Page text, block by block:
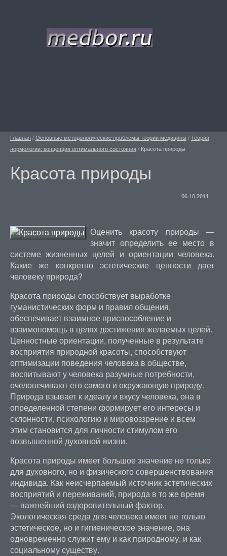
Главная /Основные методологические проблемы теории медицины /Теория
нормологии: концепция оптимального состояния / Красота природы
Красота природы
06.10.2011
Оценить красоту природы —
значит определить ее место в
системе жизненных целей и ориентации человека.
Какие же конкретно эстетические ценности дает
человеку природа?
Красота природы способствует выработке
гуманистических форм и правил общения,
обеспечивает взаимное приспособление и
взаимопомощь в целях достижения желаемых целей.
Ценностные ориентации, полученные в результате
восприятия природной красоты, способствуют
оптимизации поведения человека в обществе,
воспитывают у человека разумные потребности,
очеловечивают его самого и окружающую природу.
Природа взывает к идеалу и вкусу человека, она в
определенной степени формирует его интересы и
склонности, психологию и мировоззрение и всем
этим становится для личности стимулом его
возвышенной духовной жизни.
Красота природы имеет большое значение не только
для духовного, но и физического совершенствования
индивида. Как неисчерпаемый источник эстетических
восприятий и переживаний, природа в то же время
— важнейший оздоровительный фактор.
Экологическая среда для человека имеет не только
эстетическое, но и гигиеническое значение, она
одновременно служит ему и как природному, и как
социальному существу.